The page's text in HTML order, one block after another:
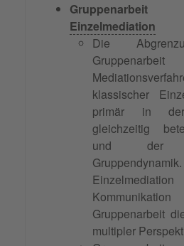
Einzelmediation
Die
klassischer
primär in
gleichzeitig
und der
Gruppenarbeit
multipler